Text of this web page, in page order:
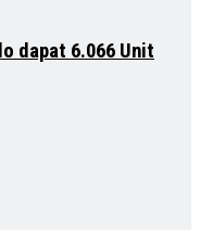
dapat 6.066 Unit